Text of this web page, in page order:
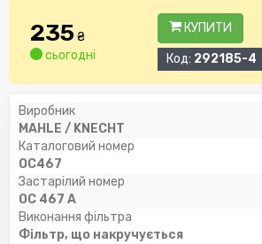
235₴
сьогодні
КУПИТИ
Код: 292185-4
Виробник
MAHLE / KNECHT
Каталоговий номер
OC467
Застарілий номер
OC 467 A
Виконання фільтра
Фільтр, що накручується